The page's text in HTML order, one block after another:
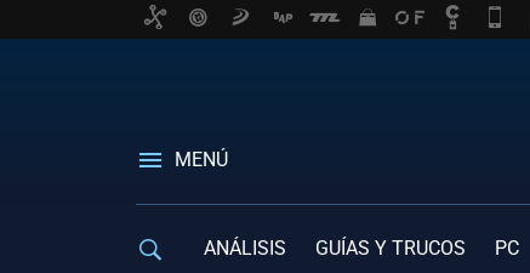
MENÚ
ANÁLISIS GUÍAS Y TRUCOS PC